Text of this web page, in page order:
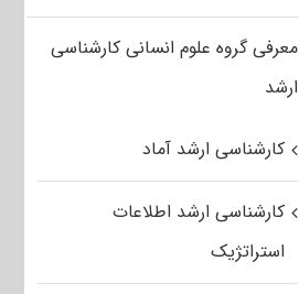
معرفی گروه علوم انسانی کارشناسی
ارشد
کارشناسی ارشد آماد
کارشناسی ارشد اطلاعات
استراتژیک